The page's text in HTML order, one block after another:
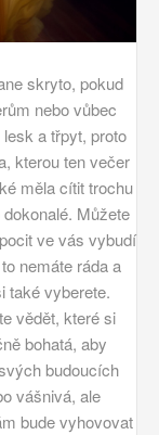
skryto, pokud
nebo vůbec
a třpyt, proto
kterou ten večer
měla cítit trochu
Můžete
ve vás vybudí
nemáte ráda a
také vyberete.
vědět, které si
bohatá, aby
budoucích
vášnivá, ale
bude vyhovovat